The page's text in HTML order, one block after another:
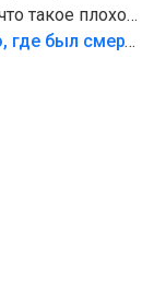
такое плохо!
же
«Попал на пику»: СК показал место, где был смертельно травмирован ребенок в Тольятти